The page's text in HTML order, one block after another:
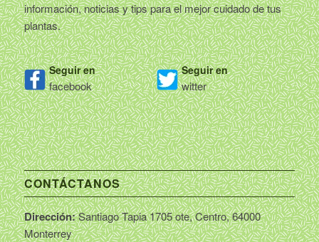
información, noticias y tips para el mejor cuidado de tus
plantas.
Seguir en
facebook
Seguir en
witter
CONTÁCTANOS
Dirección:Santiago Tapia 1705 ote, Centro, 64000
Monterrey